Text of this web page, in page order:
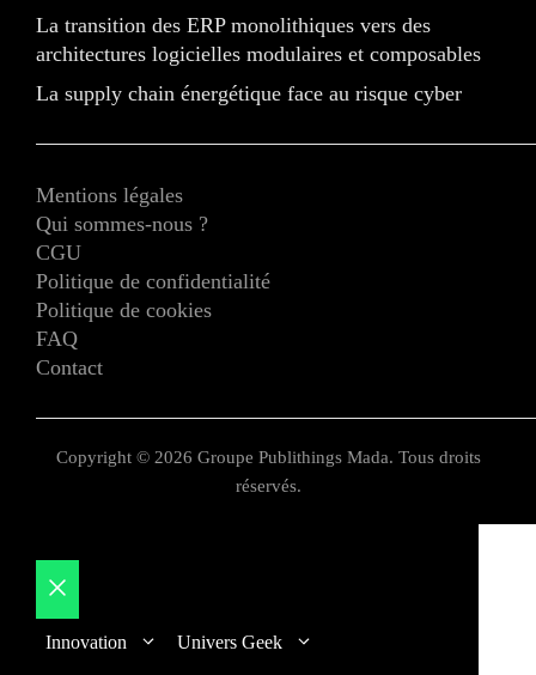
La transition des ERP monolithiques vers des
architectures logicielles modulaires et composables
La supply chain énergétique face au risque cyber
Mentions légales
Qui sommes-nous ?
CGU
Politique de confidentialité
Politique de cookies
FAQ
Contact
Copyright © 2026 Groupe Publithings Mada. Tous droits
réservés.
Fermer
Innovation Univers Geek